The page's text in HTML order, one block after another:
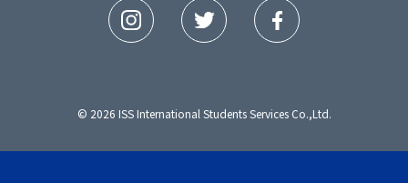
© 2026 ISS International Students Services Co.,Ltd.